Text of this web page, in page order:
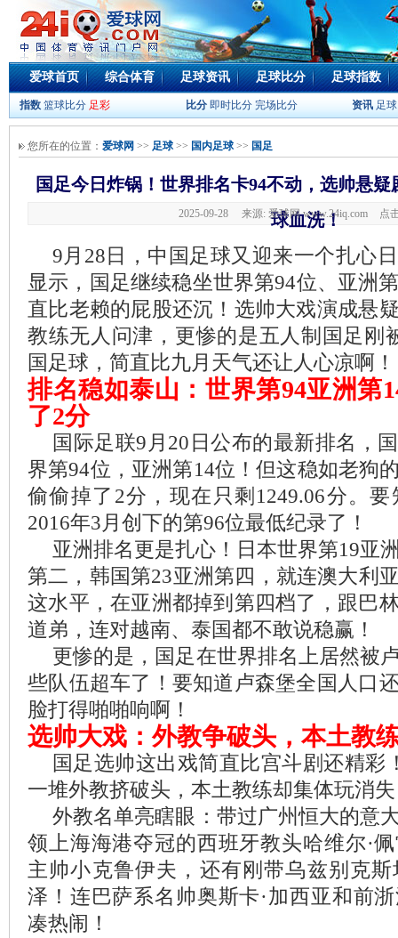
爱球首页 综合体育 足球资讯 足球比分 足球指数
指数 篮球比分 足彩 比分 即时比分 完场比分 资讯 足球
您所在的位置： 爱球网 >> 足球>> 国内足球>> 国足
国足今日炸锅！世界排名卡94不动，选帅悬
球血洗！
2025-09-28 来源: 爱球网 www.24iq.com 点
9月28日，中国足球又迎来一个扎心
显示，国足继续稳坐世界第94位、亚洲
直比老赖的屁股还沉！选帅大戏演成悬
教练无人问津，更惨的是五人制国足刚
国足球，简直比九月天气还让人心凉啊！
排名稳如泰山：世界第94亚洲第
了2分
国际足联9月20日公布的最新排名
界第94位，亚洲第14位！但这稳如老狗
偷偷掉了2分，现在只剩1249.06分。
2016年3月创下的第96位最低纪录了！
亚洲排名更是扎心！日本世界第19亚
第二，韩国第23亚洲第四，就连澳大利
这水平，在亚洲都掉到第四档了，跟巴
道弟，连对越南、泰国都不敢说稳赢！
更惨的是，国足在世界排名上居然被
些队伍超车了！要知道卢森堡全国人口
脸打得啪啪响啊！
选帅大戏：外教争破头，本土教
国足选帅这出戏简直比宫斗剧还精彩
一堆外教挤破头，本土教练却集体玩消
外教名单亮瞎眼：带过广州恒大的意
领上海海港夺冠的西班牙教头哈维尔·
主帅小克鲁伊夫，还有刚带乌兹别克
泽！连巴萨系名帅奥斯卡·加西亚和前
凑热闹！